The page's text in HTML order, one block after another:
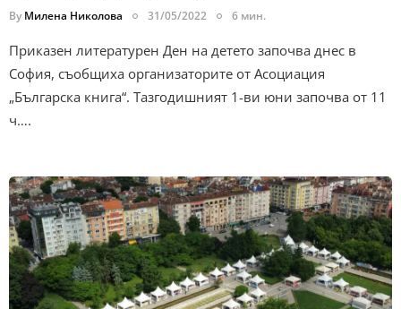
By Милена Николова 31/05/2022 6 мин.
Приказен литературен Ден на детето започва днес в
София, съобщиха организаторите от Асоциация
„Българска книга“. Тазгодишният 1-ви юни започва от 11
ч….